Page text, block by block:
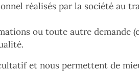
réalisés par la société au
ou toute autre
et nous permettent de